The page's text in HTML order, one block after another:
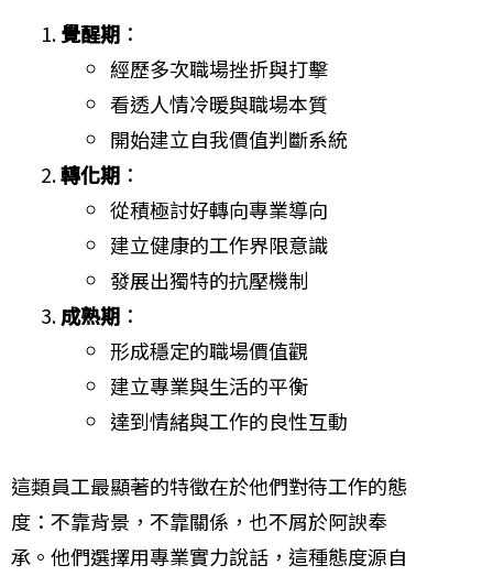
覺醒期 ：
經歷多次職場挫折與打擊
看透人情冷暖與職場本質
開始建立自我價值判斷系統
轉化期 ：
從積極討好轉向專業導向
建立健康的工作界限意識
發展出獨特的抗壓機制
成熟期 ：
形成穩定的職場價值觀
建立專業與生活的平衡
達到情緒與工作的良性互動
這類員工最顯著的特徵在於他們對待工作的態
度：不靠背景，不靠關係，也不屑於阿諛奉
承。他們選擇用專業實力說話，這種態度源自